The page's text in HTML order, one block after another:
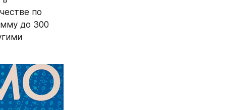
по
до 300